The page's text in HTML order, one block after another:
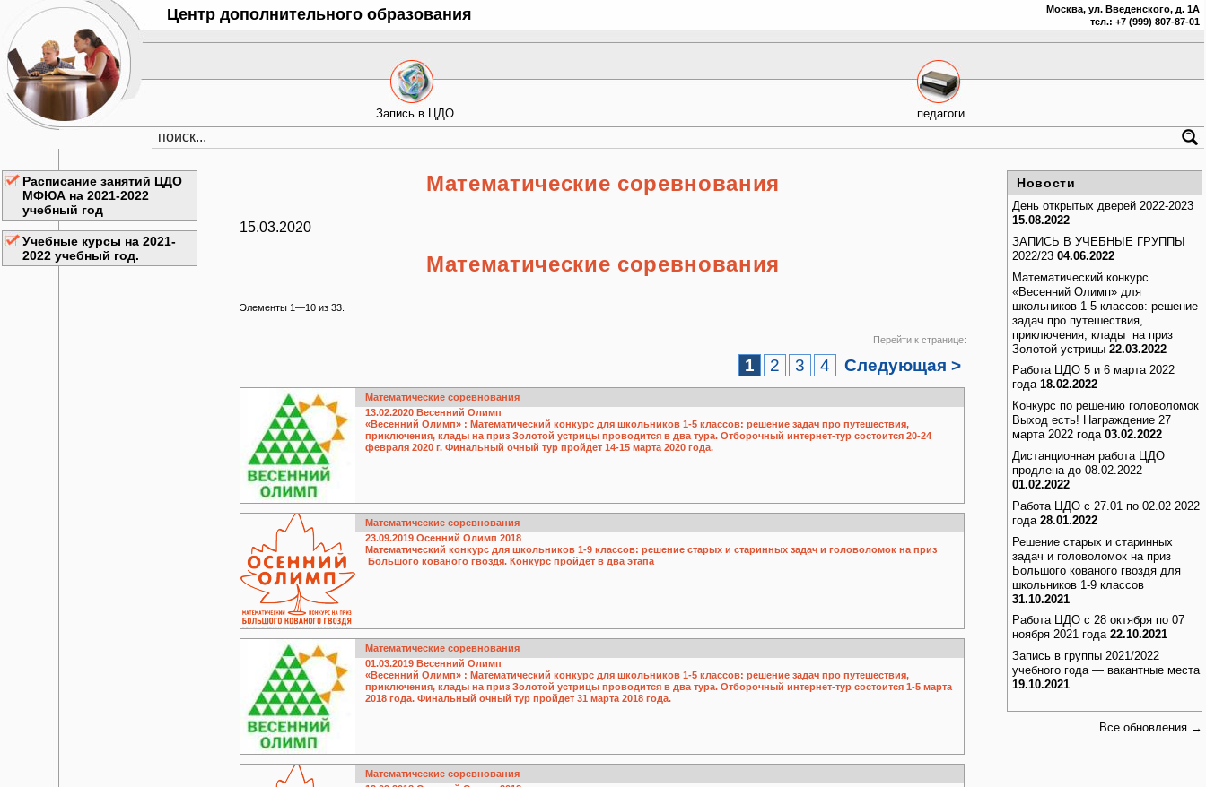
Центр дополнительного образования
Москва, ул. Введенского, д. 1А
тел.: +7 (999) 807-87-01
Запись в ЦДО педагоги
Расписание занятий ЦДО
МФЮА на 2021-2022
учебный год
Учебные курсы на 2021-
2022 учебный год.
Математические соревнования
15.03.2020
Математические соревнования
Элементы 1—10 из 33.
Перейти к странице:
1 2 3 4 Следующая >
Математические соревнования
13.02.2020 Весенний Олимп
«Весенний Олимп» : Математический конкурс для школьников 1-5 классов: решение задач про путешествия,
приключения, клады на приз Золотой устрицы проводится в два тура. Отборочный интернет-тур состоится 20-24
февраля 2020 г. Финальный очный тур пройдет 14-15 марта 2020 года.
Математические соревнования
23.09.2019 Осенний Олимп 2018
Математический конкурс для школьников 1-9 классов: решение старых и старинных задач и головоломок на приз
Большого кованого гвоздя. Конкурс пройдет в два этапа
Математические соревнования
01.03.2019 Весенний Олимп
«Весенний Олимп» : Математический конкурс для школьников 1-5 классов: решение задач про путешествия,
приключения, клады на приз Золотой устрицы проводится в два тура. Отборочный интернет-тур состоится 1-5 марта
2018 года. Финальный очный тур пройдет 31 марта 2018 года.
Математические соревнования
Новости
День открытых дверей 2022-2023
15.08.2022
ЗАПИСЬ В УЧЕБНЫЕ ГРУППЫ
2022/23 04.06.2022
Математический конкурс
«Весенний Олимп» для
школьников 1-5 классов: решение
задач про путешествия,
приключения, клады на приз
Золотой устрицы 22.03.2022
Работа ЦДО 5 и 6 марта 2022
года 18.02.2022
Конкурс по решению головоломок
Выход есть! Награждение 27
марта 2022 года 03.02.2022
Дистанционная работа ЦДО
продлена до 08.02.2022
01.02.2022
Работа ЦДО с 27.01 по 02.02 2022
года 28.01.2022
Решение старых и старинных
задач и головоломок на приз
Большого кованого гвоздя для
школьников 1-9 классов
31.10.2021
Работа ЦДО с 28 октября по 07
ноября 2021 года 22.10.2021
Запись в группы 2021/2022
учебного года — вакантные места
19.10.2021
Все обновления →